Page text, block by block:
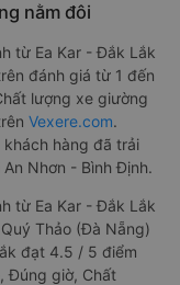
nằm đôi
từ Ea Kar - Đắk Lắk
đánh giá từ 1 đến
lượng xe giường
Vexere.com.
hàng đã trải
Nhơn - Bình Định.
từ Ea Kar - Đắk Lắk
Thảo (Đà Nẵng)
đạt 4.5 / 5 điểm
Đúng giờ, Chất